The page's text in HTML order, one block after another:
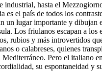
industrial, hasta el
es el país de todos los
un lugar importante y dibujan
Los friulanos escapan a los
rubios y más introvertidos
o calabreses, quienes
Mediterráneo. Pero el italiano
su espontaneidad y